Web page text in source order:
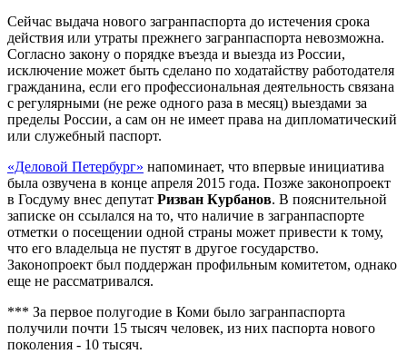
Сейчас выдача нового загранпаспорта до истечения срока
действия или утраты прежнего загранпаспорта невозможна.
Согласно закону о порядке въезда и выезда из России,
исключение может быть сделано по ходатайству работодателя
гражданина, если его профессиональная деятельность связана
с регулярными (не реже одного раза в месяц) выездами за
пределы России, а сам он не имеет права на дипломатический
или служебный паспорт.
«Деловой Петербург» напоминает, что впервые инициатива
была озвучена в конце апреля 2015 года. Позже законопроект
в Госдуму внес депутат Ризван Курбанов. В пояснительной
записке он ссылался на то, что наличие в загранпаспорте
отметки о посещении одной страны может привести к тому,
что его владельца не пустят в другое государство.
Законопроект был поддержан профильным комитетом, однако
еще не рассматривался.
*** За первое полугодие в Коми было загранпаспорта
получили почти 15 тысяч человек, из них паспорта нового
поколения - 10 тысяч.